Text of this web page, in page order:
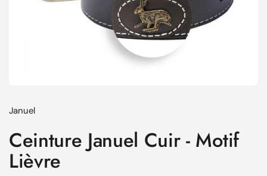
Januel
Ceinture Januel Cuir - Motif
Lièvre